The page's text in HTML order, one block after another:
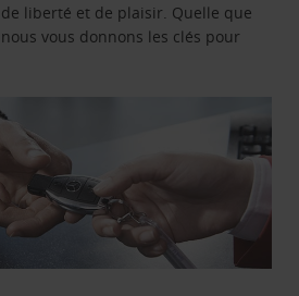
liberté et de plaisir. Quelle que
vous donnons les clés pour